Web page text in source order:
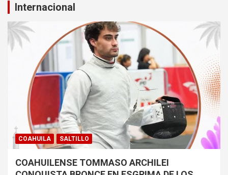
Internacional
COAHUILA SALTILLO
COAHUILENSE TOMMASO ARCHILEI